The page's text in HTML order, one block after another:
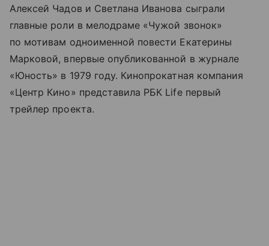
Алексей Чадов и Светлана Иванова сыграли
главные роли в мелодраме «Чужой звонок»
по мотивам одноименной повести Екатерины
Марковой, впервые опубликованной в журнале
«Юность» в 1979 году. Кинопрокатная компания
«Центр Кино» представила РБК Life первый
трейлер проекта.